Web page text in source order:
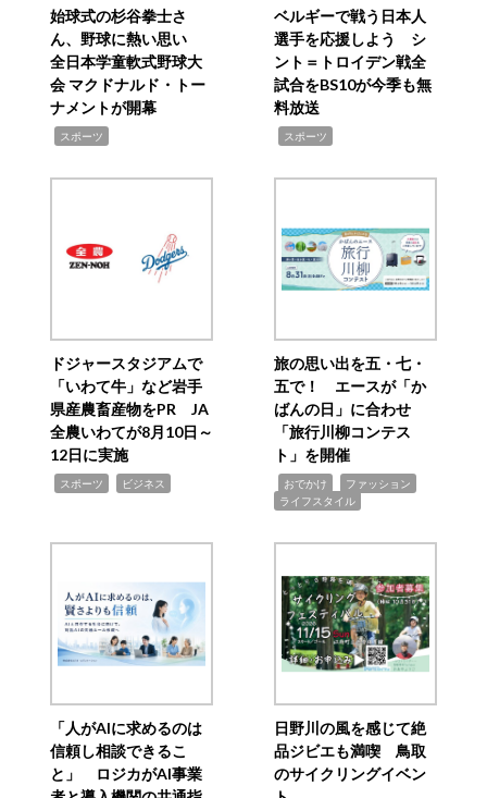
始球式の杉谷拳士さ
ん、野球に熱い思い
全日本学童軟式野球大
会 マクドナルド・トー
ナメントが開幕
スポーツ
ベルギーで戦う日本人
選手を応援しよう シ
ント＝トロイデン戦全
試合をBS10が今季も無
料放送
スポーツ
ドジャースタジアムで
「いわて牛」など岩手
県産農畜産物をPR JA
全農いわてが8月10日～
12日に実施
スポーツ ビジネス
旅の思い出を五・七・
五で！ エースが「か
ばんの日」に合わせ
「旅行川柳コンテス
ト」を開催
おでかけ ファッション
ライフスタイル
「人がAIに求めるのは
信頼し相談できるこ
と」 ロジカがAI事業
日野川の風を感じて絶
品ジビエも満喫 鳥取
のサイクリングイベン